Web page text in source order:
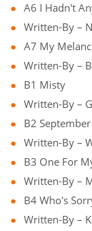
A6 I Hadn't
Written-By –
A7 My
Written-By –
B1 Misty
Written-By –
B2
Written-By –
B3 One For
Written-By –
B4 Who's
Written-By –